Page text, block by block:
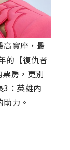
寶座，最
的【復仇者
房，更別
3：英雄內
力。